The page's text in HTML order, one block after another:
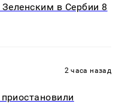
Зеленским в Сербии 8
2 часа назад